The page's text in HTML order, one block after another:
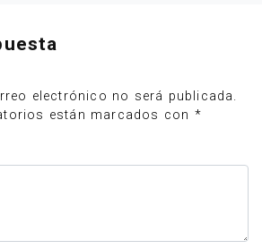
electrónico no será publicada.
están marcados con *